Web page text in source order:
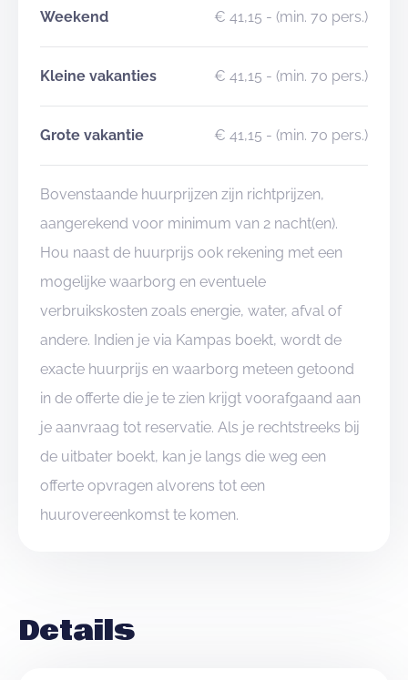
Weekend € 41,15 - (min. 70 pers.)
Kleine vakanties € 41,15 - (min. 70 pers.)
Grote vakantie € 41,15 - (min. 70 pers.)
Bovenstaande huurprijzen zijn richtprijzen,
aangerekend voor minimum van 2 nacht(en).
Hou naast de huurprijs ook rekening met een
mogelijke waarborg en eventuele
verbruikskosten zoals energie, water, afval of
andere. Indien je via Kampas boekt, wordt de
exacte huurprijs en waarborg meteen getoond
in de offerte die je te zien krijgt voorafgaand aan
je aanvraag tot reservatie. Als je rechtstreeks bij
de uitbater boekt, kan je langs die weg een
offerte opvragen alvorens tot een
huurovereenkomst te komen.
Details